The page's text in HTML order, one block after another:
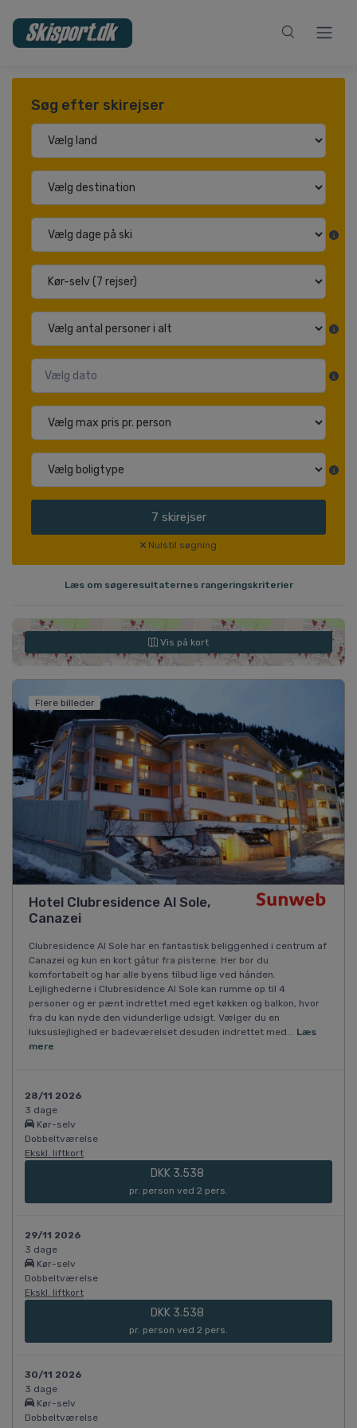
Søg efter skirejser
7 skirejser
Nulstil søgning
Læs om søgeresultaternes rangeringskriterier
Vis på kort
Flere billeder
Hotel Clubresidence Al Sole,
Canazei
Clubresidence Al Sole har en fantastisk beliggenhed i centrum af
Canazei og kun en kort gåtur fra pisterne. Her bor du
komfortabelt og har alle byens tilbud lige ved hånden.
Lejlighederne i Clubresidence Al Sole kan rumme op til 4
personer og er pænt indrettet med eget køkken og balkon, hvor
fra du kan nyde den vidunderlige udsigt. Vælger du en
luksuslejlighed er badeværelset desuden indrettet med... Læs
mere
28/11 2026
3 dage
Kør-selv
Dobbeltværelse
Ekskl. liftkort
DKK 3.538
pr. person ved 2 pers.
29/11 2026
3 dage
Kør-selv
Dobbeltværelse
Ekskl. liftkort
DKK 3.538
pr. person ved 2 pers.
30/11 2026
3 dage
Kør-selv
Dobbeltværelse